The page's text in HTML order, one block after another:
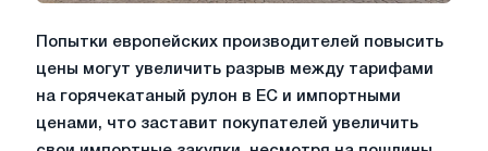
Попытки европейских производителей повысить
цены могут увеличить разрыв между тарифами
на горячекатаный рулон в ЕС и импортными
ценами, что заставит покупателей увеличить